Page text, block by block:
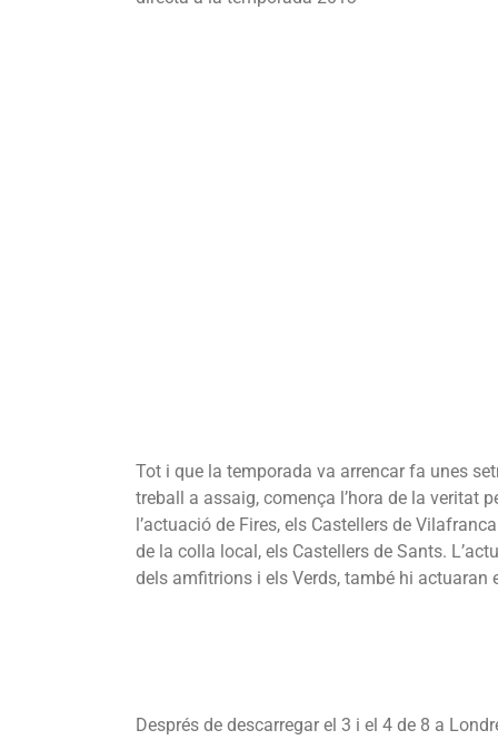
Tot i que la temporada va arrencar fa unes
treball a assaig, comença l’hora de la veritat
l’actuació de Fires, els Castellers de
de la colla local, els Castellers de Sants.
dels amfitrions i els Verds, també hi actuaran
Després de descarregar el 3 i el 4 de 8 a